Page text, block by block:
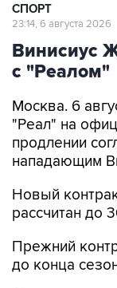
СПОРТ
23:14, 6 августа 2026
Винисиус
с "Реалом"
Москва. 6
"Реал" на
продлении
нападающим
Новый
рассчитан до
Прежний
до конца